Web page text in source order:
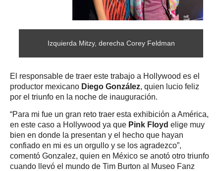
Izquierda Mitzy, derecha Corey Feldman
El responsable de traer este trabajo a Hollywood es el
productor mexicano Diego González, quien lucio feliz
por el triunfo en la noche de inauguración.
“Para mi fue un gran reto traer esta exhibición a América,
en este caso a Hollywood ya que Pink Floyd elige muy
bien en donde la presentan y el hecho que hayan
confiado en mi es un orgullo y se los agradezco”,
comentó Gonzalez, quien en México se anotó otro triunfo
cuando llevó el mundo de Tim Burton al Museo Fanz